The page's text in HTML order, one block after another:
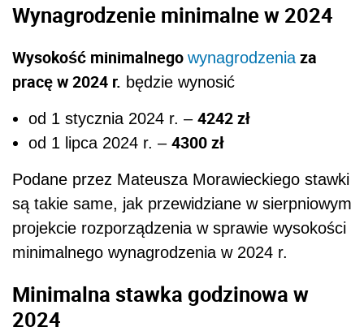
Wynagrodzenie minimalne w 2024
Wysokość minimalnego wynagrodzeniaza
pracę w 2024 r. będzie wynosić
od 1 stycznia 2024 r. – 4242 zł
od 1 lipca 2024 r. – 4300 zł
Podane przez Mateusza Morawieckiego stawki
są takie same, jak przewidziane w sierpniowym
projekcie rozporządzenia w sprawie wysokości
minimalnego wynagrodzenia w 2024 r.
Minimalna stawka godzinowa w
2024